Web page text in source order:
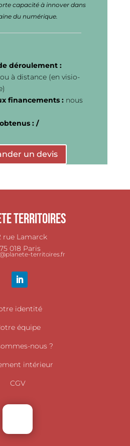
capacité à innover dans
du numérique.
déroulement :
à distance (en visio-
financements : nous
: /
un devis
Territoires
rue Lamarck
75 018 Paris
territoires.fr
identité
équipe
nous ?
intérieur
CGV